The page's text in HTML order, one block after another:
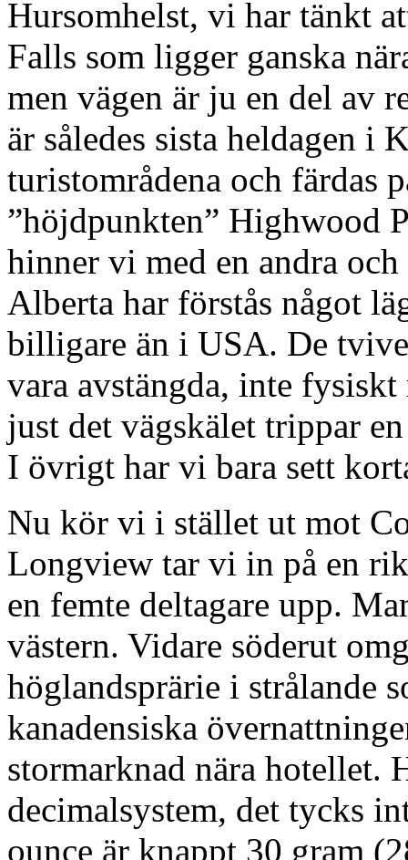
Hursomhelst, vi har tänkt
Falls som ligger ganska
men vägen är ju en del av
är således sista heldagen i
turistområdena och färdas
”höjdpunkten” Highwood
hinner vi med en andra
Alberta har förstås något
billigare än i USA. De
vara avstängda, inte
just det vägskälet trippar
I övrigt har vi bara sett
Nu kör vi i stället ut mot
Longview tar vi in på en
en femte deltagare upp.
västern. Vidare söderut
höglandsprärie i strålande
kanadensiska
stormarknad nära hotellet.
decimalsystem, det tycks
ounce är knappt 30 gram